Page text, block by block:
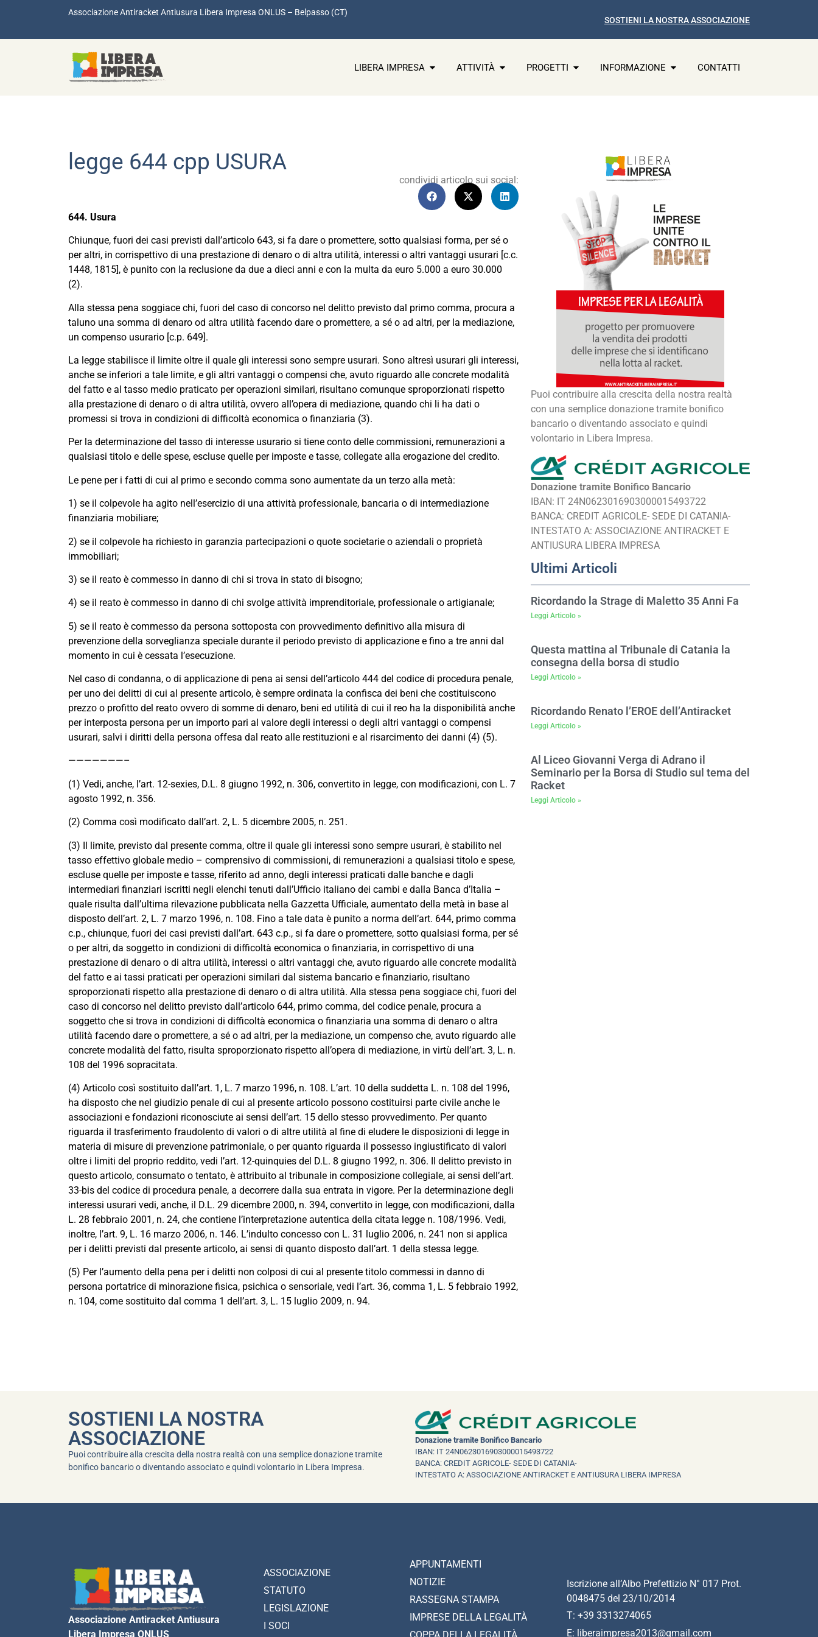
Associazione Antiracket Antiusura Libera Impresa ONLUS – Belpasso (CT)
SOSTIENI LA NOSTRA ASSOCIAZIONE
LIBERA IMPRESA ATTIVITÀ PROGETTI INFORMAZIONE CONTATTI
legge 644 cpp USURA
condividi articolo sui social:
644. Usura
Chiunque, fuori dei casi previsti dall’articolo 643, si fa dare o promettere, sotto qualsiasi forma, per sé o
per altri, in corrispettivo di una prestazione di denaro o di altra utilità, interessi o altri vantaggi usurari [c.c.
1448, 1815], è punito con la reclusione da due a dieci anni e con la multa da euro 5.000 a euro 30.000
(2).
Alla stessa pena soggiace chi, fuori del caso di concorso nel delitto previsto dal primo comma, procura a
taluno una somma di denaro od altra utilità facendo dare o promettere, a sé o ad altri, per la mediazione,
un compenso usurario [c.p. 649].
La legge stabilisce il limite oltre il quale gli interessi sono sempre usurari. Sono altresì usurari gli interessi,
anche se inferiori a tale limite, e gli altri vantaggi o compensi che, avuto riguardo alle concrete modalità
del fatto e al tasso medio praticato per operazioni similari, risultano comunque sproporzionati rispetto
alla prestazione di denaro o di altra utilità, ovvero all’opera di mediazione, quando chi li ha dati o
promessi si trova in condizioni di difficoltà economica o finanziaria (3).
Per la determinazione del tasso di interesse usurario si tiene conto delle commissioni, remunerazioni a
qualsiasi titolo e delle spese, escluse quelle per imposte e tasse, collegate alla erogazione del credito.
Le pene per i fatti di cui al primo e secondo comma sono aumentate da un terzo alla metà:
1) se il colpevole ha agito nell’esercizio di una attività professionale, bancaria o di intermediazione
finanziaria mobiliare;
2) se il colpevole ha richiesto in garanzia partecipazioni o quote societarie o aziendali o proprietà
immobiliari;
3) se il reato è commesso in danno di chi si trova in stato di bisogno;
4) se il reato è commesso in danno di chi svolge attività imprenditoriale, professionale o artigianale;
5) se il reato è commesso da persona sottoposta con provvedimento definitivo alla misura di
prevenzione della sorveglianza speciale durante il periodo previsto di applicazione e fino a tre anni dal
momento in cui è cessata l’esecuzione.
Nel caso di condanna, o di applicazione di pena ai sensi dell’articolo 444 del codice di procedura penale,
per uno dei delitti di cui al presente articolo, è sempre ordinata la confisca dei beni che costituiscono
prezzo o profitto del reato ovvero di somme di denaro, beni ed utilità di cui il reo ha la disponibilità anche
per interposta persona per un importo pari al valore degli interessi o degli altri vantaggi o compensi
usurari, salvi i diritti della persona offesa dal reato alle restituzioni e al risarcimento dei danni (4) (5).
———————–
(1) Vedi, anche, l’art. 12-sexies, D.L. 8 giugno 1992, n. 306, convertito in legge, con modificazioni, con L. 7
agosto 1992, n. 356.
(2) Comma così modificato dall’art. 2, L. 5 dicembre 2005, n. 251.
(3) Il limite, previsto dal presente comma, oltre il quale gli interessi sono sempre usurari, è stabilito nel
tasso effettivo globale medio – comprensivo di commissioni, di remunerazioni a qualsiasi titolo e spese,
escluse quelle per imposte e tasse, riferito ad anno, degli interessi praticati dalle banche e dagli
intermediari finanziari iscritti negli elenchi tenuti dall’Ufficio italiano dei cambi e dalla Banca d’Italia –
quale risulta dall’ultima rilevazione pubblicata nella Gazzetta Ufficiale, aumentato della metà in base al
disposto dell’art. 2, L. 7 marzo 1996, n. 108. Fino a tale data è punito a norma dell’art. 644, primo comma
c.p., chiunque, fuori dei casi previsti dall’art. 643 c.p., si fa dare o promettere, sotto qualsiasi forma, per sé
o per altri, da soggetto in condizioni di difficoltà economica o finanziaria, in corrispettivo di una
prestazione di denaro o di altra utilità, interessi o altri vantaggi che, avuto riguardo alle concrete modalità
del fatto e ai tassi praticati per operazioni similari dal sistema bancario e finanziario, risultano
sproporzionati rispetto alla prestazione di denaro o di altra utilità. Alla stessa pena soggiace chi, fuori del
caso di concorso nel delitto previsto dall’articolo 644, primo comma, del codice penale, procura a
soggetto che si trova in condizioni di difficoltà economica o finanziaria una somma di denaro o altra
utilità facendo dare o promettere, a sé o ad altri, per la mediazione, un compenso che, avuto riguardo alle
concrete modalità del fatto, risulta sproporzionato rispetto all’opera di mediazione, in virtù dell’art. 3, L. n.
108 del 1996 sopracitata.
(4) Articolo così sostituito dall’art. 1, L. 7 marzo 1996, n. 108. L’art. 10 della suddetta L. n. 108 del 1996,
ha disposto che nel giudizio penale di cui al presente articolo possono costituirsi parte civile anche le
associazioni e fondazioni riconosciute ai sensi dell’art. 15 dello stesso provvedimento. Per quanto
riguarda il trasferimento fraudolento di valori o di altre utilità al fine di eludere le disposizioni di legge in
materia di misure di prevenzione patrimoniale, o per quanto riguarda il possesso ingiustificato di valori
oltre i limiti del proprio reddito, vedi l’art. 12-quinquies del D.L. 8 giugno 1992, n. 306. Il delitto previsto in
questo articolo, consumato o tentato, è attribuito al tribunale in composizione collegiale, ai sensi dell’art.
33-bis del codice di procedura penale, a decorrere dalla sua entrata in vigore. Per la determinazione degli
interessi usurari vedi, anche, il D.L. 29 dicembre 2000, n. 394, convertito in legge, con modificazioni, dalla
L. 28 febbraio 2001, n. 24, che contiene l’interpretazione autentica della citata legge n. 108/1996. Vedi,
inoltre, l’art. 9, L. 16 marzo 2006, n. 146. L’indulto concesso con L. 31 luglio 2006, n. 241 non si applica
per i delitti previsti dal presente articolo, ai sensi di quanto disposto dall’art. 1 della stessa legge.
(5) Per l’aumento della pena per i delitti non colposi di cui al presente titolo commessi in danno di
persona portatrice di minorazione fisica, psichica o sensoriale, vedi l’art. 36, comma 1, L. 5 febbraio 1992,
n. 104, come sostituito dal comma 1 dell’art. 3, L. 15 luglio 2009, n. 94.
Puoi contribuire alla crescita della nostra realtà
con una semplice donazione tramite bonifico
bancario o diventando associato e quindi
volontario in Libera Impresa.
Donazione tramite Bonifico Bancario
IBAN: IT 24N0623016903000015493722
BANCA: CREDIT AGRICOLE- SEDE DI CATANIA-
INTESTATO A: ASSOCIAZIONE ANTIRACKET E
ANTIUSURA LIBERA IMPRESA
Ultimi Articoli
Ricordando la Strage di Maletto 35 Anni Fa
Leggi Articolo »
Questa mattina al Tribunale di Catania la
consegna della borsa di studio
Leggi Articolo »
Ricordando Renato l’EROE dell’Antiracket
Leggi Articolo »
Al Liceo Giovanni Verga di Adrano il
Seminario per la Borsa di Studio sul tema del
Racket
Leggi Articolo »
SOSTIENI LA NOSTRA
ASSOCIAZIONE
Puoi contribuire alla crescita della nostra realtà con una semplice donazione tramite
bonifico bancario o diventando associato e quindi volontario in Libera Impresa.
Donazione tramite Bonifico Bancario
IBAN: IT 24N0623016903000015493722
BANCA: CREDIT AGRICOLE- SEDE DI CATANIA-
INTESTATO A: ASSOCIAZIONE ANTIRACKET E ANTIUSURA LIBERA IMPRESA
Associazione Antiracket Antiusura
Libera Impresa ONLUS
ASSOCIAZIONE
STATUTO
LEGISLAZIONE
I SOCI
APPUNTAMENTI
NOTIZIE
RASSEGNA STAMPA
IMPRESE DELLA LEGALITÀ
Iscrizione all’Albo Prefettizio N° 017 Prot.
0048475 del 23/10/2014
T: +39 3313274065
E: liberaimpresa2013@gmail.com